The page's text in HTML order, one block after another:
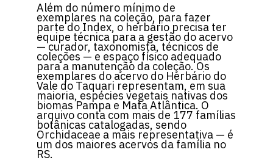
Além do número mínimo de
exemplares na coleção, para fazer
parte do Index, o herbário precisa ter
equipe técnica para a gestão do acervo
— curador, taxonomista, técnicos de
coleções — e espaço físico adequado
para a manutenção da coleção. Os
exemplares do acervo do Herbário do
Vale do Taquari representam, em sua
maioria, espécies vegetais nativas dos
biomas Pampa e Mata Atlântica. O
arquivo conta com mais de 177 famílias
botânicas catalogadas, sendo
Orchidaceae a mais representativa — é
um dos maiores acervos da família no
RS.